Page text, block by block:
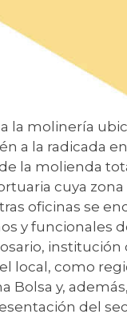
molinería
a la radicada
la molienda
cuya
oficinas se
y funcionales
como
Bolsa y,
del